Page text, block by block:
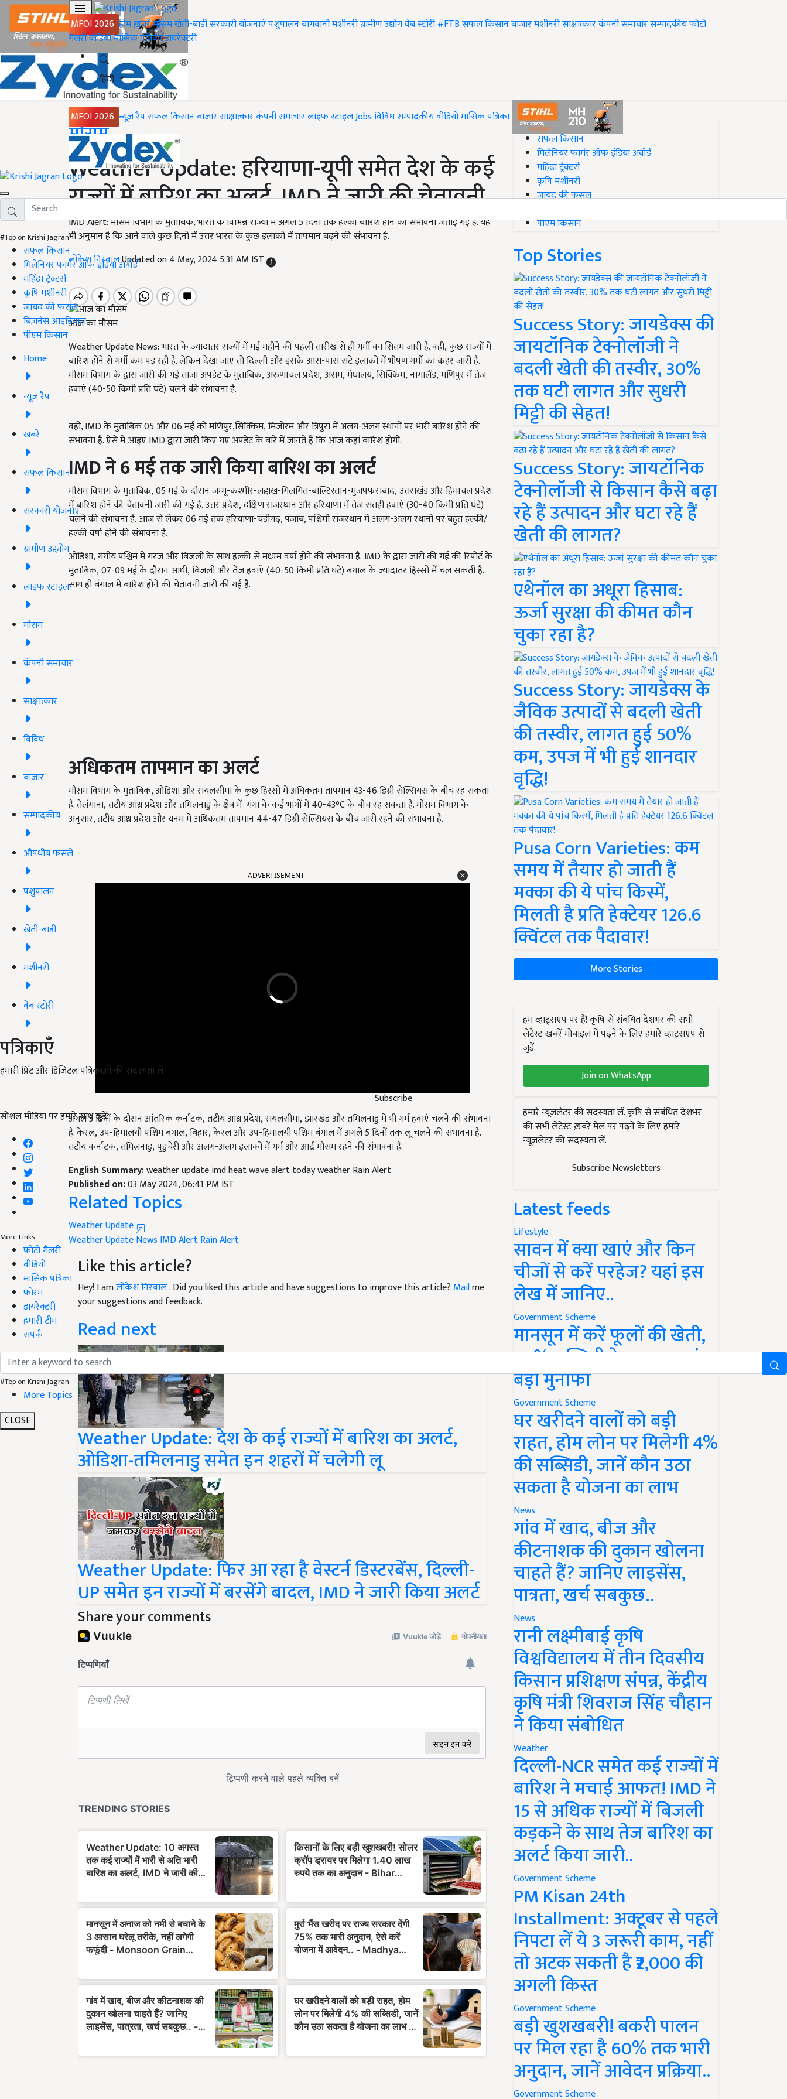
MFOI 2026 होमख़बरेंमौसमखेती-बाड़ीसरकारी योजनाएंपशुपालनबागवानीमशीनरीग्रामीण उद्योगवेब स्टोरी#FTBसफल किसानबाजारमशीनरीसाक्षात्कारकंपनी समाचारसम्पादकीयफोटो
गैलरीवीडियोमासिक पत्रिकाडायरेक्टरी
हिंदी
MFOI 2026 न्यूज़ रैपसफल किसानबाजारसाक्षात्कारकंपनी समाचारलाइफ स्टाइलJobsविविधसम्पादकीयवीडियोमासिक पत्रिका
#Top on Krishi Jagran
सफल किसान
मिलेनियर फार्मर ऑफ इंडिया अवॉर्ड
महिंद्रा ट्रैक्टर्स
कृषि मशीनरी
जायद की फसल
बिज़नेस आइडियाज
पीएम किसान
Home
न्यूज़ रैप
खबरें
सफल किसान
सरकारी योजनाएं
ग्रामीण उद्द्योग
लाइफ स्टाइल
मौसम
कंपनी समाचार
साक्षात्कार
विविध
बाजार
सम्पादकीय
औषधीय फसलें
पशुपालन
खेती-बाड़ी
मशीनरी
वेब स्टोरी
पत्रिकाएँ
हमारी प्रिंट और डिजिटल पत्रिकाओं की सदस्यता लें
Subscribe
सोशल मीडिया पर हमारे साथ जुड़ें:
More Links
फोटो गैलरी
वीडियो
मासिक पत्रिका
फोरम
डायरेक्टरी
हमारी टीम
संपर्क
#Top on Krishi Jagran
More Topics
CLOSE
Home
मौसम
Weather Update: हरियाणा-यूपी समेत देश के कई
राज्यों में बारिश का अलर्ट, IMD ने जारी की चेतावनी
IMD Alert: मौसम विभाग के मुताबिक, भारत के विभिन्न राज्यों में अगले 5 दिनों तक हल्की बारिश होने की संभावना जताई गई है. यह
भी अनुमान है कि आने वाले कुछ दिनों में उत्तर भारत के कुछ इलाकों में तापमान बढ़ने की संभावना है.
लोकेश निरवालUpdated on 4 May, 2024 5:31 AM IST
आज का मौसम
Weather Update News: भारत के ज्यादातर राज्यों में मई महीने की पहली तारीख से ही गर्मी का सितम जारी है. वही, कुछ राज्यों में
बारिश होने से गर्मी कम पड़ रही है. लेकिन देखा जाए तो दिल्ली और इसके आस-पास सटे इलाकों में भीषण गर्मी का कहर जारी है.
मौसम विभाग के द्वारा जारी की गई ताजा अपडेट के मुताबिक, अरुणाचल प्रदेश, असम, मेघालय, सिक्किम, नागालैंड, मणिपुर में तेज
हवाएं (40-50 किमी प्रति घंटे) चलने की संभावना है.
वही, IMD के मुताबिक 05और06मई को मणिपुर,सिक्किम, मिजोरम और त्रिपुरा में अलग-अलग स्थानों पर भारी बारिश होने की
संभावना है. ऐसे में आइए IMD द्वारा जारी किए गए अपडेट के बारे में जानते हैं कि आज कहां बारिश होगी.
IMDने 6 मई तक जारी किया बारिश का अलर्ट
मौसम विभाग के मुताबिक, 05मई के दौरान जम्मू-कश्मीर-लद्दाख-गिलगित-बाल्टिस्तान-मुजफ्फराबाद, उत्तराखंड और हिमाचल प्रदेश
में बारिश होने की चेतावनी जारी की गई है. उत्तर प्रदेश, दक्षिण राजस्थान और हरियाणा में तेज सतही हवाएं (30-40किमी प्रति घंटे)
चलने की संभावना है. आज से लेकर 06 मई तकहरियाणा-चंडीगढ़,पंजाब,पश्चिमी राजस्थान में अलग-अलग स्थानों पर बहुत हल्की/
हल्की वर्षा होने की संभावना है.
ओडिशा, गंगीय पश्चिम में गरज और बिजली के साथ हल्की से मध्यम वर्षा होने की संभावना है. IMD के द्वारा जारी की गई की रिपोर्ट के
मुताबिक, 07-09मई के दौरान आंधी, बिजली और तेज़ हवाएँ (40-50किमी प्रति घंटे) बंगाल के ज्यादातर हिस्सों में चल सकती है.
साथ ही बंगाल में बारिश होने की चेतावनी जारी की गई है.
अधिकतम तापमान का अलर्ट
मौसम विभाग के मुताबिक,ओडिशा और रायलसीमा के कुछ हिस्सों में अधिकतम तापमान43-46डिग्री सेल्सियस के बीच रह सकता
है. तेलंगाना, तटीय आंध्र प्रदेश और तमिलनाडु के क्षेत्रमें गंगा के कई भागों में 40-43°C के बीच रह सकता है. मौसम विभाग के
अनुसार,तटीय आंध्र प्रदेश और यनम में अधिकतम तापमान44-47डिग्री सेल्सियस के बीच जारी रहने की संभावना है.
, तटीय आंध्र प्रदेश, रायलसीमा, झारखंड और तमिलनाडु में भी गर्म हवाएं चलने की संभावना
है. केरल, उप-हिमालयी पश्चिम बंगाल,बिहार,केरलऔरउप-हिमालयी पश्चिम बंगाल में अगले 5 दिनों तक लू चलने की संभावना है.
तटीय कर्नाटक, तमिलनाडु, पुडुचेरी और अलग-अलग इलाकों में गर्म और आर्द्र मौसम रहने की संभावना है.
English Summary: weather update imd heat wave alert today weather Rain Alert
Published on:03 May 2024, 06:41 PM IST
Related Topics
Weather Update
Weather Update News
Like this article?
Hey! I amलोकेश निरवाल. Did you liked this article and have suggestions to improve this article?
your suggestions and feedback.
Read next
Weather Update: देश के कई राज्यों में बारिश का अलर्ट,
ओडिशा-तमिलनाडु समेत इन शहरों में चलेगी लू
Weather Update: फिर आ रहा है वेस्टर्न डिस्टरबेंस, दिल्ली-
UP समेत इन राज्यों में बरसेंगे बादल, IMD ने जारी किया अलर्ट
Share your comments
#Top on Krishi Jagran
सफल किसान
मिलेनियर फार्मर ऑफ इंडिया अवॉर्ड
महिंद्रा ट्रैक्टर्स
कृषि मशीनरी
जायद की फसल
पीएम किसान
Top Stories
Success Story: जायडेक्स की
जायटॉनिक टेक्नोलॉजी ने
बदली खेती की तस्वीर, 30%
तक घटी लागत और सुधरी
मिट्टी की सेहत!
Success Story: जायटॉनिक
टेक्नोलॉजी से किसान कैसे बढ़ा
रहे हैं उत्पादन और घटा रहे हैं
खेती की लागत?
एथेनॉल का अधूरा हिसाब:
ऊर्जा सुरक्षा की कीमत कौन
चुका रहा है?
Success Story: जायडेक्स के
जैविक उत्पादों से बदली खेती
की तस्वीर, लागत हुई 50%
कम, उपज में भी हुई शानदार
वृद्धि!
Pusa Corn Varieties: कम
समय में तैयार हो जाती हैं
मक्का की ये पांच किस्में,
मिलती है प्रति हेक्टेयर 126.6
क्विंटल तक पैदावार!
More Stories
हम व्हाट्सएप पर हैं! कृषि से संबंधित देशभर की सभी
लेटेस्ट ख़बरें मोबाइल में पढ़ने के लिए हमारे व्हाट्सएप से
जुड़ें.
Join on WhatsApp
हमारे न्यूज़लेटर की सदस्यता लें. कृषि से संबंधित देशभर
की सभी लेटेस्ट ख़बरें मेल पर पढ़ने के लिए हमारे
न्यूज़लेटर की सदस्यता लें.
Subscribe Newsletters
Latest feeds
Lifestyle
सावन में क्या खाएं और किन
चीजों से करें परहेज? यहां इस
लेख में जानिए..
Government Scheme
मानसून में करें फूलों की खेती,
50% सब्सिडी के साथ कमाएं
बड़ा मुनाफा
Government Scheme
घर खरीदने वालों को बड़ी
राहत, होम लोन पर मिलेगी 4%
की सब्सिडी, जानें कौन उठा
सकता है योजना का लाभ
News
गांव में खाद, बीज और
कीटनाशक की दुकान खोलना
चाहते हैं? जानिए लाइसेंस,
पात्रता, खर्च सबकुछ..
News
रानी लक्ष्मीबाई कृषि
विश्वविद्यालय में तीन दिवसीय
किसान प्रशिक्षण संपन्न, केंद्रीय
कृषि मंत्री शिवराज सिंह चौहान
ने किया संबोधित
Weather
दिल्ली-NCR समेत कई राज्यों में
बारिश ने मचाई आफत! IMD ने
15 से अधिक राज्यों में बिजली
कड़कने के साथ तेज बारिश का
अलर्ट किया जारी..
Government Scheme
PM Kisan 24th
Installment: अक्टूबर से पहले
निपटा लें ये 3 जरूरी काम, नहीं
तो अटक सकती है ₹2,000 की
अगली किस्त
Government Scheme
बड़ी खुशखबरी! बकरी पालन
पर मिल रहा है 60% तक भारी
अनुदान, जानें आवेदन प्रक्रिया..
Government Scheme